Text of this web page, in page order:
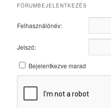
FÓRUMBEJELENTKEZÉS
Felhasználónév:
Jelszó:
Bejelentkezve marad